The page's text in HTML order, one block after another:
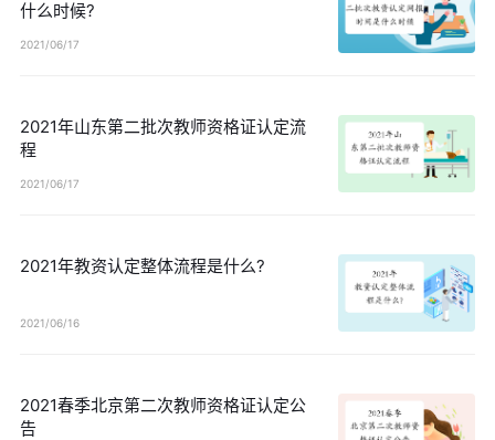
什么时候?
2021/06/17
2021年山东第二批次教师资格证认定流
程
2021/06/17
2021年教资认定整体流程是什么?
2021/06/16
2021春季北京第二次教师资格证认定公
告